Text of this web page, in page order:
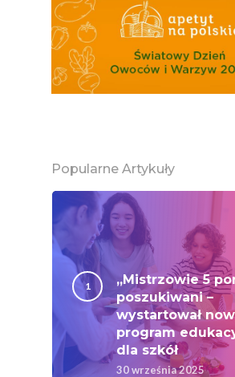
Popularne Artykuły
„Mistrzowie 5
poszukiwani –
wystartował
program
dla szkół
30 września 2025